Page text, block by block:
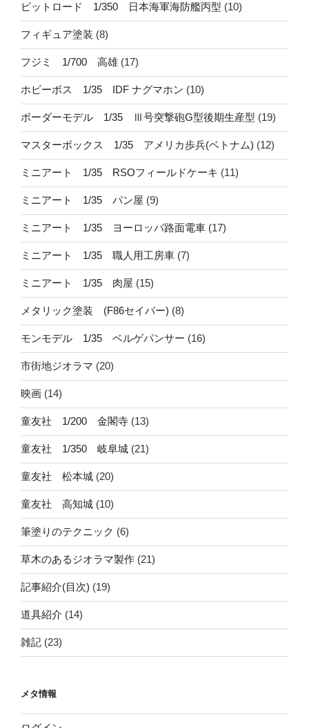
ピットロード 1/350 日本海軍海防艦丙型 (10)
フィギュア塗装 (8)
フジミ 1/700 高雄 (17)
ホビーボス 1/35 IDF ナグマホン (10)
ボーダーモデル 1/35 Ⅲ号突撃砲G型後期生産型 (19)
マスターボックス 1/35 アメリカ歩兵(ベトナム) (12)
ミニアート 1/35 RSOフィールドケーキ (11)
ミニアート 1/35 パン屋 (9)
ミニアート 1/35 ヨーロッパ路面電車 (17)
ミニアート 1/35 職人用工房車 (7)
ミニアート 1/35 肉屋 (15)
メタリック塗装 (F86セイバー) (8)
モンモデル 1/35 ベルゲパンサー (16)
市街地ジオラマ (20)
映画 (14)
童友社 1/200 金閣寺 (13)
童友社 1/350 岐阜城 (21)
童友社 松本城 (20)
童友社 高知城 (10)
筆塗りのテクニック (6)
草木のあるジオラマ製作 (21)
記事紹介(目次) (19)
道具紹介 (14)
雑記 (23)
メタ情報